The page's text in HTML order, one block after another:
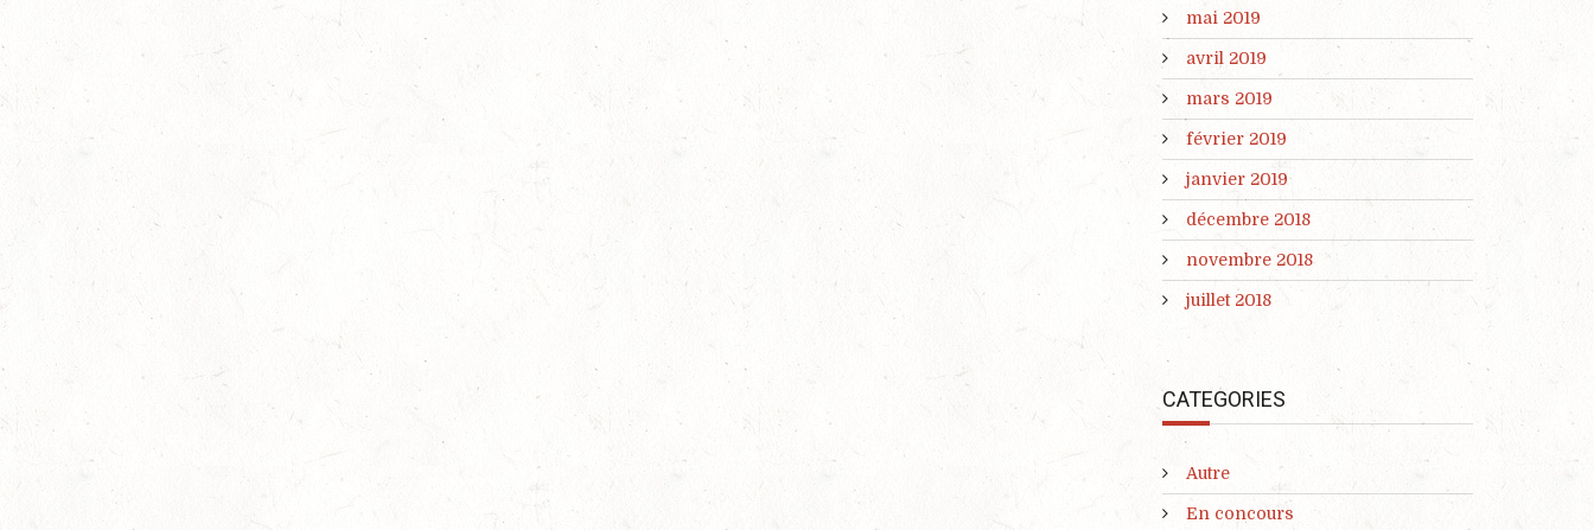
mai 2019
avril 2019
mars 2019
février 2019
janvier 2019
décembre 2018
novembre 2018
juillet 2018
CATEGORIES
Autre
En concours